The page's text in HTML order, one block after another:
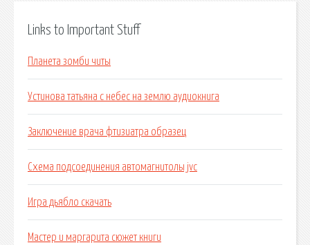
Links to Important Stuff
Планета зомби читы
Устинова татьяна с небес на землю аудиокнига
Заключение врача фтизиатра образец
Схема подсоединения автомагнитолы jvc
Игра дьябло скачать
Мастер и маргарита сюжет книги